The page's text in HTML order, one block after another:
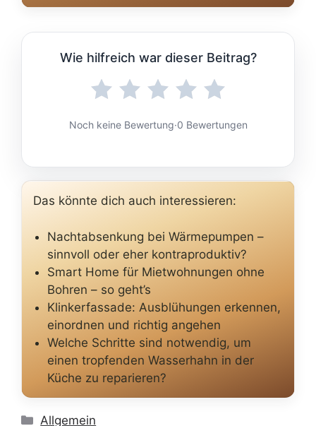
Wie hilfreich war dieser Beitrag?
Noch keine Bewertung·0 Bewertungen
Das könnte dich auch interessieren:
Nachtabsenkung bei Wärmepumpen –
sinnvoll oder eher kontraproduktiv?
Smart Home für Mietwohnungen ohne
Bohren – so geht’s
Klinkerfassade: Ausblühungen erkennen,
einordnen und richtig angehen
Welche Schritte sind notwendig, um
einen tropfenden Wasserhahn in der
Küche zu reparieren?
Kategorien
Allgemein